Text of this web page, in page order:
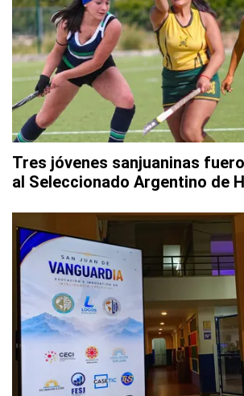
Tres jóvenes sanjuaninas
al Seleccionado Argentino de